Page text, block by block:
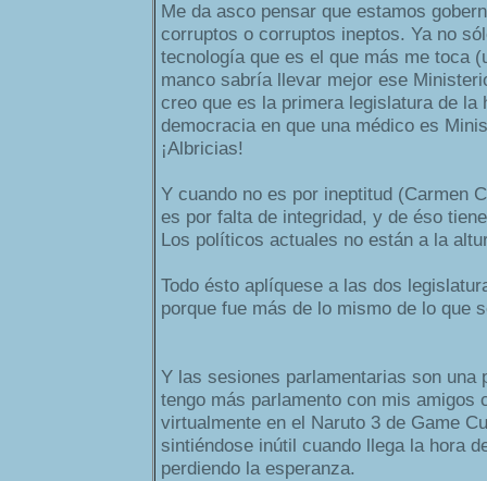
Me da asco pensar que estamos
corruptos o corruptos ineptos. Ya no
tecnología que es el que más me toca
manco sabría llevar mejor ese
creo que es la primera legislatura de la
democracia en que una médico es
¡Albricias!
Y cuando no es por ineptitud (Carmen
es por falta de integridad, y de éso
Los políticos actuales no están a la
Todo ésto aplíquese a las dos
porque fue más de lo mismo de lo que
Y las sesiones parlamentarias son una
tengo más parlamento con mis amigos
virtualmente en el Naruto 3 de Game
sintiéndose inútil cuando llega la hora
perdiendo la esperanza.